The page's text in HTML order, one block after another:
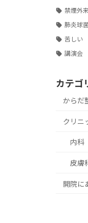
禁煙外
肺炎球
苦しい
講演会
カテゴ
からだ
クリニ
内科
皮膚
開院に